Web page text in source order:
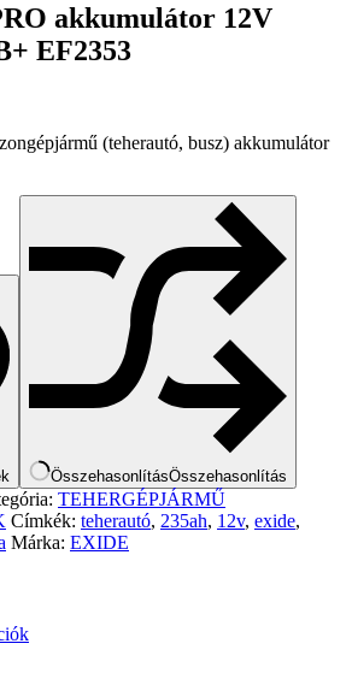
akkumulátor 12V
EF2353
(teherautó, busz) akkumulátor
ÖsszehasonlításÖsszehasonlítás
TEHERGÉPJÁRMŰ
Címkék: teherautó, 235ah, 12v, exide,
Márka: EXIDE